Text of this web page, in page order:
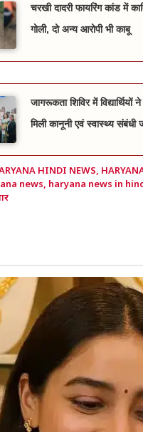
चरखी दादरी फायरिंग कांड में
गोली, दो अन्य आरोपी भी काबू
जागरूकता शिविर में विद्यार्थियों
मिली कानूनी एवं स्वास्थ्य संबंधी
HINDI NEWS,
news, haryana news in